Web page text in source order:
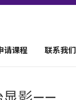
请课程 联系我们